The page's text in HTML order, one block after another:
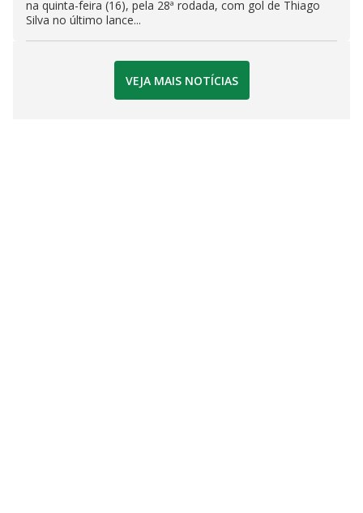
na quinta-feira (16), pela 28ª rodada, com gol de Thiago
Silva no último lance...
VEJA MAIS NOTÍCIAS